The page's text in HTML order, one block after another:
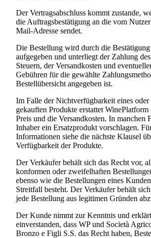
Der Vertragsabschluss kommt zustande,
die Auftragsbestätigung an die vom
Mail-Adresse sendet.
Die Bestellung wird durch die Bestätigung
aufgegeben und unterliegt der Zahlung
Steuern, der Versandkosten und
Gebühren für die gewählte
Bestellübersicht angegeben ist.
Im Falle der Nichtverfügbarkeit eines oder
gekauften Produkte erstattet
Preis und die Versandkosten. In manchen
Inhaber ein Ersatzprodukt vorschlagen.
Informationen siehe die nächste Klausel
Verfügbarkeit der Produkte.
Der Verkäufer behält sich das Recht vor,
konformen oder zweifelhaften
ebenso wie die Bestellungen eines
Streitfall besteht. Der Verkäufer behält
jede Bestellung aus legitimen Gründen
Der Kunde nimmt zur Kenntnis und
einverstanden, dass WP und Società
Bronzo e Figli S.S. das Recht haben,